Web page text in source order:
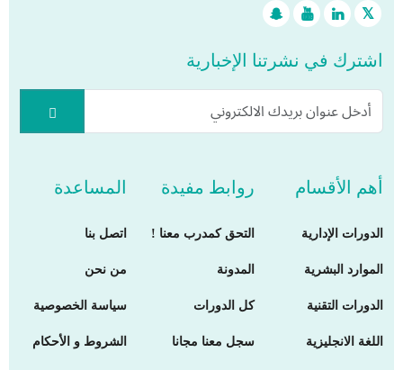
اشترك في نشرتنا الإخبارية
أهم الأقسام
الدورات الإدارية
الموارد البشرية
الدورات التقنية
اللغة الانجليزية
روابط مفيدة
التحق كمدرب معنا !
المدونة
كل الدورات
سجل معنا مجانا
المساعدة
اتصل بنا
من نحن
سياسة الخصوصية
الشروط و الأحكام